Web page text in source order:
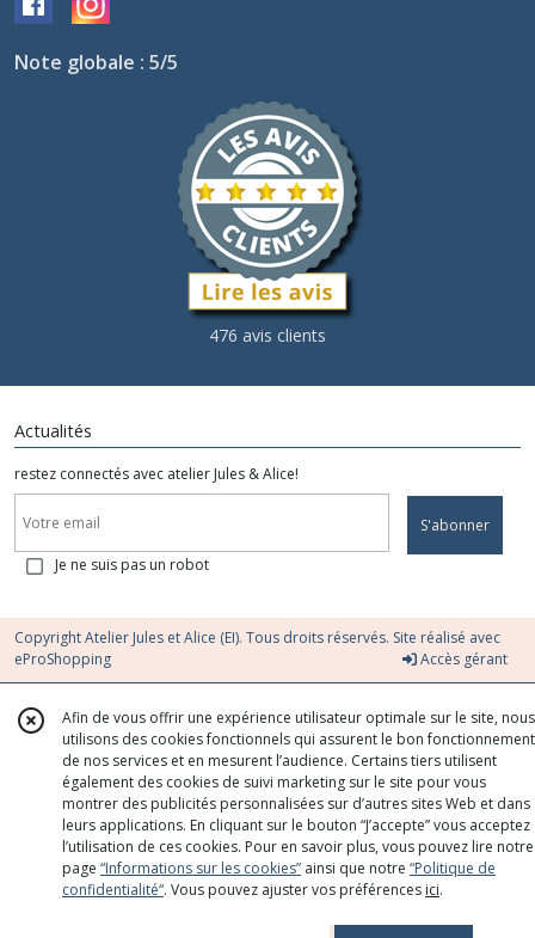
Note globale : 5/5
476 avis clients
Actualités
restez connectés avec atelier Jules & Alice!
S'abonner
Je ne suis pas un robot
Copyright Atelier Jules et Alice (EI). Tous droits réservés. Site réalisé avec
eProShopping
Accès gérant
Afin de vous offrir une expérience utilisateur optimale sur le site, nous
utilisons des cookies fonctionnels qui assurent le bon fonctionnement
de nos services et en mesurent l’audience. Certains tiers utilisent
également des cookies de suivi marketing sur le site pour vous
montrer des publicités personnalisées sur d’autres sites Web et dans
leurs applications. En cliquant sur le bouton “J’accepte” vous acceptez
l’utilisation de ces cookies. Pour en savoir plus, vous pouvez lire notre
page “Informations sur les cookies” ainsi que notre “Politique de
confidentialité“. Vous pouvez ajuster vos préférences ici.